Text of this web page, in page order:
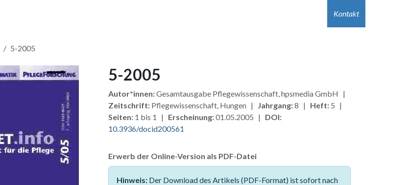
Kontakt
5-2005
5-2005
Autor*innen:Gesamtausgabe Pflegewissenschaft, hpsmedia GmbH |
Zeitschrift: Pflegewissenschaft, Hungen | Jahrgang:8 | Heft: 5 |
Seiten: 1 bis 1 | Erscheinung:01.05.2005 | DOI:
10.3936/docid200561
Erwerb der Online-Version als PDF-Datei
Hinweis: Der Download des Artikels (PDF-Format) ist sofort nach